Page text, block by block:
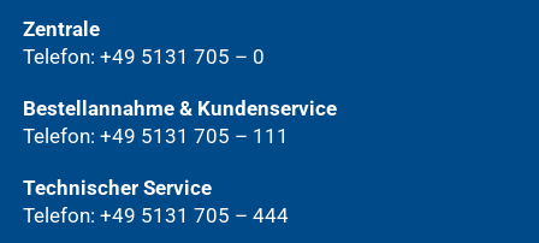
Zentrale
Telefon: +49 5131 705 – 0
Bestellannahme & Kundenservice
Telefon: +49 5131 705 – 111
Technischer Service
Telefon: +49 5131 705 – 444